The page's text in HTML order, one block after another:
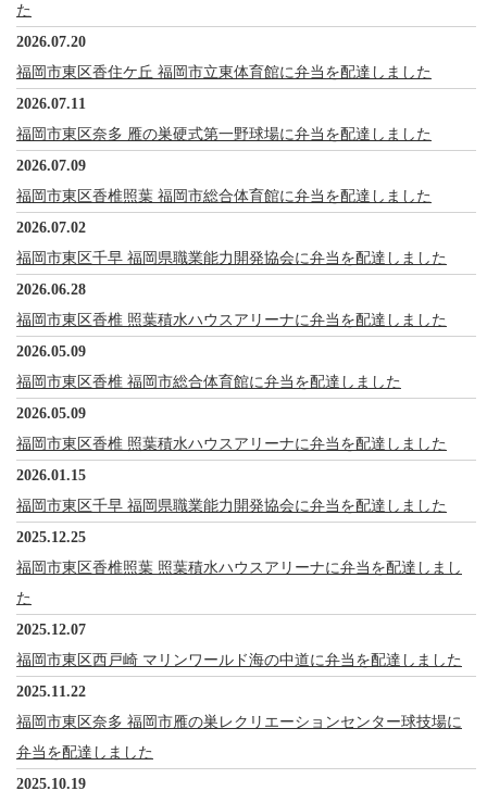
た
2026.07.20
福岡市東区香住ケ丘 福岡市立東体育館に弁当を配達しました
2026.07.11
福岡市東区奈多 雁の巣硬式第一野球場に弁当を配達しました
2026.07.09
福岡市東区香椎照葉 福岡市総合体育館に弁当を配達しました
2026.07.02
福岡市東区千早 福岡県職業能力開発協会に弁当を配達しました
2026.06.28
福岡市東区香椎 照葉積水ハウスアリーナに弁当を配達しました
2026.05.09
福岡市東区香椎 福岡市総合体育館に弁当を配達しました
2026.05.09
福岡市東区香椎 照葉積水ハウスアリーナに弁当を配達しました
2026.01.15
福岡市東区千早 福岡県職業能力開発協会に弁当を配達しました
2025.12.25
福岡市東区香椎照葉 照葉積水ハウスアリーナに弁当を配達しまし
た
2025.12.07
福岡市東区西戸崎 マリンワールド海の中道に弁当を配達しました
2025.11.22
福岡市東区奈多 福岡市雁の巣レクリエーションセンター球技場に
弁当を配達しました
2025.10.19